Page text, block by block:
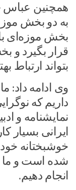
همچنین عباس
به دو بخش
بخش موزه‌ای
قرار بگیرد و
بتواند ارتباط
وی ادامه داد:
داریم که
نمایشنامه و
ایرانی
خوشبختانه
شده است و ما
انجام دهیم.